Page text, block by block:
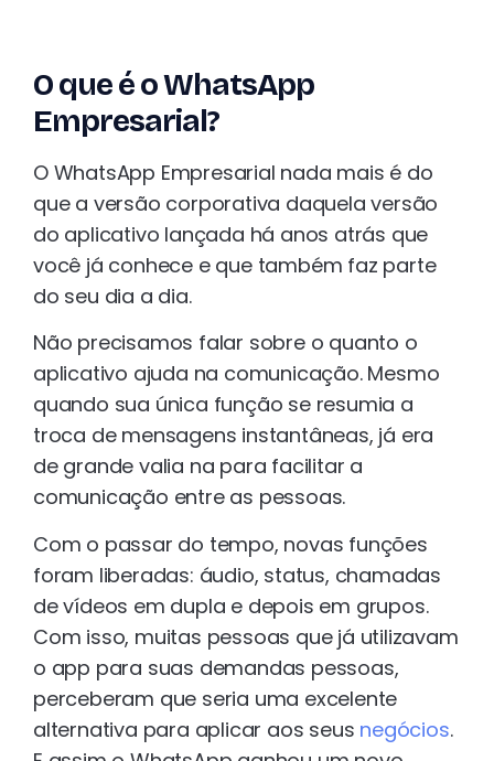
O que é o WhatsApp
Empresarial?
O WhatsApp Empresarial nada mais é do
que a versão corporativa daquela versão
do aplicativo lançada há anos atrás que
você já conhece e que também faz parte
do seu dia a dia.
Não precisamos falar sobre o quanto o
aplicativo ajuda na comunicação. Mesmo
quando sua única função se resumia a
troca de mensagens instantâneas, já era
de grande valia na para facilitar a
comunicação entre as pessoas.
Com o passar do tempo, novas funções
foram liberadas: áudio, status, chamadas
de vídeos em dupla e depois em grupos.
Com isso, muitas pessoas que já utilizavam
o app para suas demandas pessoas,
perceberam que seria uma excelente
alternativa para aplicar aos seus negócios.